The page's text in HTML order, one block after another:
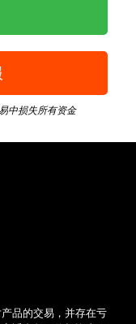
中损失所有资金
品的交易，并存在亏